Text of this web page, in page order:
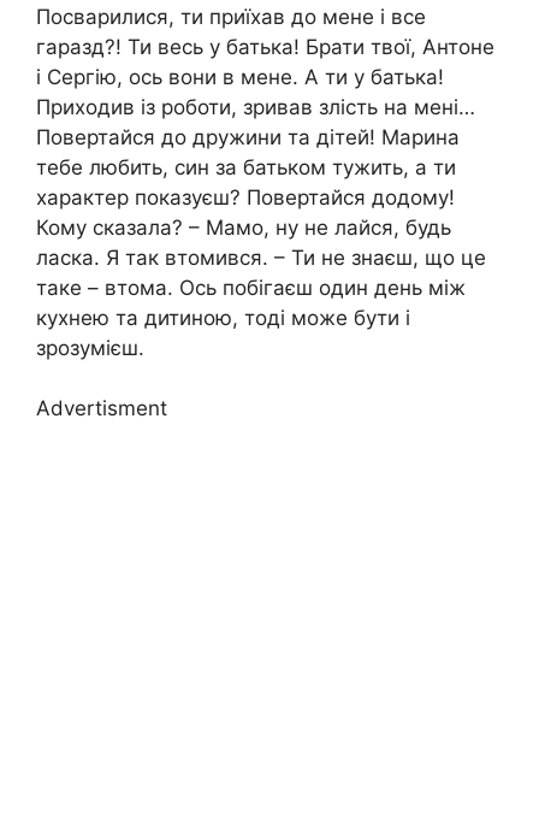
Посварилися, ти приїхав до мене і все
гаразд?! Ти весь у батька! Брати твої, Антоне
і Сергію, ось вони в мене. А ти у батька!
Приходив із роботи, зривав злість на мені…
Повертайся до дружини та дітей! Марина
тебе любить, син за батьком тужить, а ти
характер показуєш? Повертайся додому!
Кому сказала? – Мамо, ну не лайся, будь
ласка. Я так втомився. – Ти не знаєш, що це
таке – втома. Ось побігаєш один день між
кухнею та дитиною, тоді може бути і
зрозумієш.
Advertisment